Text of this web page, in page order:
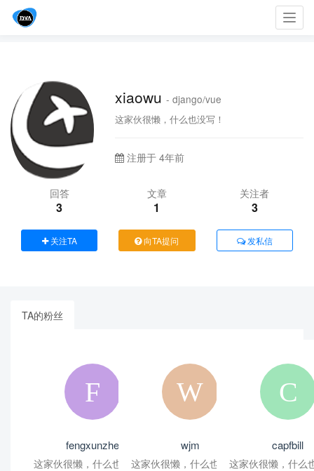
xiaowu- django/vue
这家伙很懒，什么也没写！
注册于 4年前
回答
3
文章
1
关注者
3
关注TA 向TA提问 发私信
TA的粉丝
fengxunzhe
这家伙很懒，什么也没写！
wjm
这家伙很懒，什么也没写！
capfbill
这家伙很懒，什么